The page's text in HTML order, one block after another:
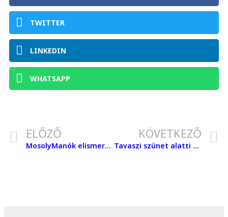
TWITTER
LINKEDIN
WHATSAPP
ELŐZŐ
MosolyManók elismerő oklevél
KÖVETKEZŐ
Tavaszi szünet alatti ügyelet